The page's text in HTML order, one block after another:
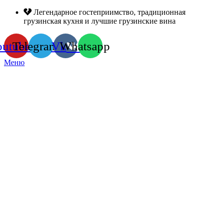
Легендарное гостеприимство, традиционная
грузинская кухня и лучшие грузинские вина
TelegramVkWhatsapp
Меню